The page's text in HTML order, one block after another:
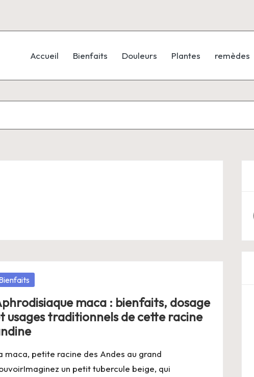
Accueil Bienfaits Douleurs Plantes remèdes
maca : bienfaits, dosage
usages traditionnels de cette racine
maca, petite racine des Andes au grand
un petit tubercule beige, qui